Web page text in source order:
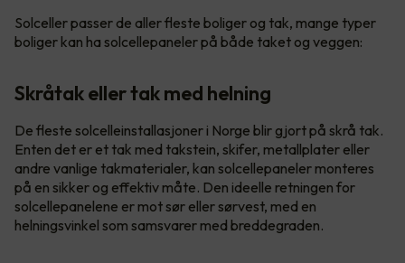
Solceller passer de aller fleste boliger og tak, mange typer
boliger kan ha solcellepaneler på både taket og veggen:
Skråtak eller tak med helning
De fleste solcelleinstallasjoner i Norge blir gjort på skrå tak.
Enten det er et tak med takstein, skifer, metallplater eller
andre vanlige takmaterialer, kan solcellepaneler monteres
på en sikker og effektiv måte. Den ideelle retningen for
solcellepanelene er mot sør eller sørvest, med en
helningsvinkel som samsvarer med breddegraden.